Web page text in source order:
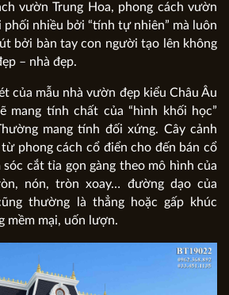
vườn Trung Hoa, phong cách vườn
phối nhiều bởi “tính tự nhiên” mà luôn
bởi bàn tay con người tạo lên không
– nhà đẹp.
của mẫu nhà vườn đẹp kiểu Châu Âu
mang tính chất của “hình khối học”
mang tính đối xứng. Cây cảnh
phong cách cổ điển cho đến bán cổ
cắt tỉa gọn gàng theo mô hình của
nón, tròn xoay… đường dạo của
thường là thẳng hoặc gấp khúc
mềm mại, uốn lượn.